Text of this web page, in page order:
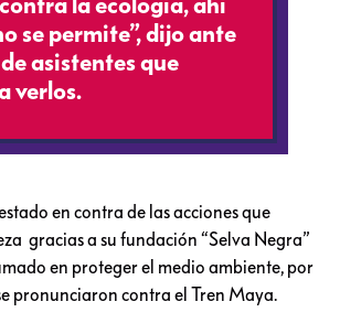
la ecología, ahí
se permite”, dijo ante
asistentes que
verlos.
en contra de las acciones que
gracias a su fundación “Selva Negra”
en proteger el medio ambiente, por
pronunciaron contra el Tren Maya.